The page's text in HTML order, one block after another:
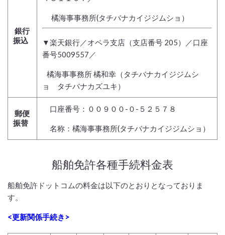
銀行
振込
橘海事事務所(タチバナカイジジムショ）
▼楽天銀行／オペラ支店（支店番号 205）／口座
番号5009557／
橘海事事務所 橘和幸（タチバナカイジジムシ
ョ タチバナカズユキ）
郵便
振替
口座番号：００９００-０-５２５７８
名称：橘海事事務所(タチバナカイジジムショ）
船舶免許各種手続料金表
船舶免許ドットコムの料金は以下のとおりとなっておりま
す。
<更新関係手続き>